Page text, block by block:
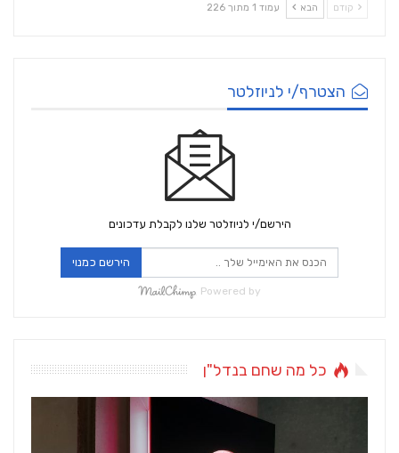
קודם הבא עמוד 1 מתוך 226
הצטרף/י לניוזלטר
הירשם/י לניוזלטר שלנו לקבלת עדכונים
הירשם כמנוי
Powered by
כל מה שחם בנדל"ן